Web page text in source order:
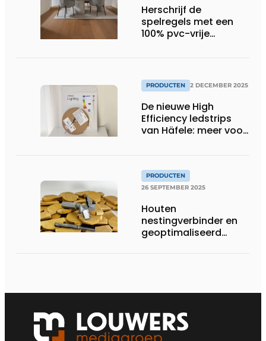
Herschrijf de
spelregels met een
100% pvc-vrije
PRODUCTEN 2 DECEMBER 2025
De nieuwe High
Efficiency ledstrips
van Häfele: meer voor
PRODUCTEN
26 SEPTEMBER 2025
Houten
nestingverbinder en
geoptimaliseerd